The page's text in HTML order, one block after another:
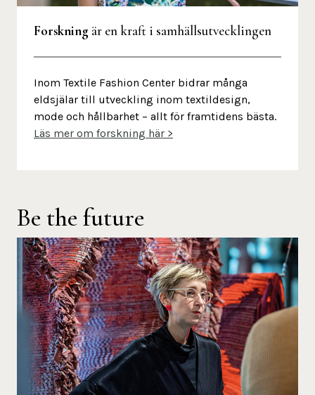
Forskning är en kraft i samhällsutvecklingen
Inom Textile Fashion Center bidrar många
eldsjälar till utveckling inom textildesign,
mode och hållbarhet – allt för framtidens bästa.
Läs mer om forskning här >
Be the future